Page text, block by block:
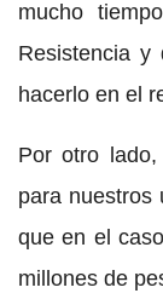
mucho
Resistencia y
hacerlo en el
Por otro
para nuestros
que en el
millones de